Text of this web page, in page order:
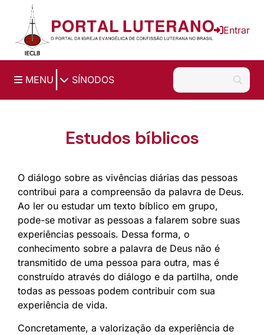
Ir para o conteúdo principal
Entrar
MENU SÍNODOS
Estudos bíblicos
O diálogo sobre as vivências diárias das pessoas
contribui para a compreensão da palavra de Deus.
Ao ler ou estudar um texto bíblico em grupo,
pode-se motivar as pessoas a falarem sobre suas
experiências pessoais. Dessa forma, o
conhecimento sobre a palavra de Deus não é
transmitido de uma pessoa para outra, mas é
construído através do diálogo e da partilha, onde
todas as pessoas podem contribuir com sua
experiência de vida.
Concretamente, a valorização da experiência de